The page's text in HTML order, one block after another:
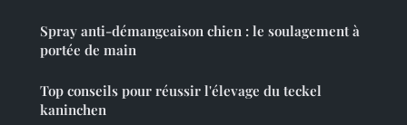
Spray anti-démangeaison chien : le soulagement à
portée de main
Top conseils pour réussir l'élevage du teckel
kaninchen